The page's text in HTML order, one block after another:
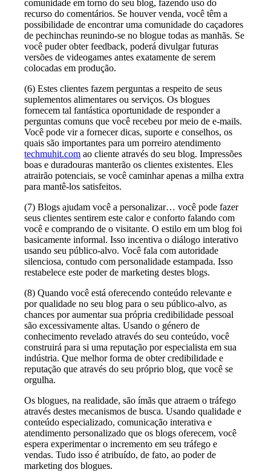
comunidade em torno do seu blog, fazendo uso do
recurso do comentários. Se houver venda, você têm a
possibilidade de encontrar uma comunidade do caçadores
de pechinchas reunindo-se no blogue todas as manhãs. Se
você puder obter feedback, poderá divulgar futuras
versões de videogames antes exatamente de serem
colocadas em produção.
(6) Estes clientes fazem perguntas a respeito de seus
suplementos alimentares ou serviços. Os blogues
fornecem tal fantástica oportunidade de responder a
perguntas comuns que você recebeu por meio de e-mails.
Você pode vir a fornecer dicas, suporte e conselhos, os
quais são importantes para um porreiro atendimento
techmuhit.com ao cliente através do seu blog. Impressões
boas e duradouras manterão os clientes existentes. Eles
atrairão potenciais, se você caminhar apenas a milha extra
para mantê-los satisfeitos.
(7) Blogs ajudam você a personalizar… você pode fazer
seus clientes sentirem este calor e conforto falando com
você e comprando de o visitante. O estilo em um blog foi
basicamente informal. Isso incentiva o diálogo interativo
usando seu público-alvo. Você fala com autoridade
silenciosa, contudo com personalidade estampada. Isso
restabelece este poder de marketing destes blogs.
(8) Quando você está oferecendo conteúdo relevante e
por qualidade no seu blog para o seu público-alvo, as
chances por aumentar sua própria credibilidade pessoal
são excessivamente altas. Usando o género de
conhecimento revelado através do seu conteúdo, você
construirá para si uma reputação por especialista em sua
indústria. Que melhor forma de obter credibilidade e
reputação que através do seu próprio blog, que você se
orgulha.
Os blogues, na realidade, são ímãs que atraem o tráfego
através destes mecanismos de busca. Usando qualidade e
conteúdo especializado, comunicação interativa e
atendimento personalizado que os blogs oferecem, você
espera experimentar o incremento em seu tráfego e
vendas. Tudo isso é atribuído, de fato, ao poder de
marketing dos blogues.